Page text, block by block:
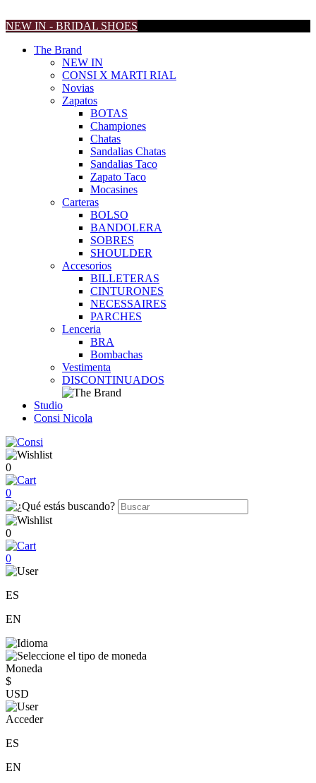
NEW IN - BRIDAL SHOES
The Brand
NEW IN
CONSI X MARTI RIAL
Novias
Zapatos
BOTAS
Championes
Chatas
Sandalias Chatas
Sandalias Taco
Zapato Taco
Mocasines
Carteras
BOLSO
BANDOLERA
SOBRES
SHOULDER
Accesorios
BILLETERAS
CINTURONES
NECESSAIRES
PARCHES
Lenceria
BRA
Bombachas
Vestimenta
DISCONTINUADOS
Studio
Consi Nicola
0
0
0
0
ES
EN
Moneda
$
USD
Acceder
ES
EN